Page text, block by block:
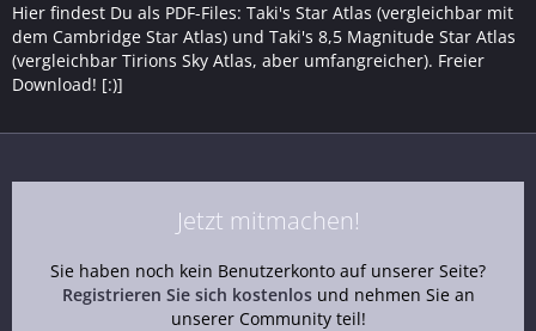
Hier findest Du als PDF-Files: Taki's Star Atlas (vergleichbar mit
dem Cambridge Star Atlas) und Taki's 8,5 Magnitude Star Atlas
(vergleichbar Tirions Sky Atlas, aber umfangreicher). Freier
Download! [:)]
Jetzt mitmachen!
Sie haben noch kein Benutzerkonto auf unserer Seite?
Registrieren Sie sich kostenlosund nehmen Sie an
unserer Community teil!